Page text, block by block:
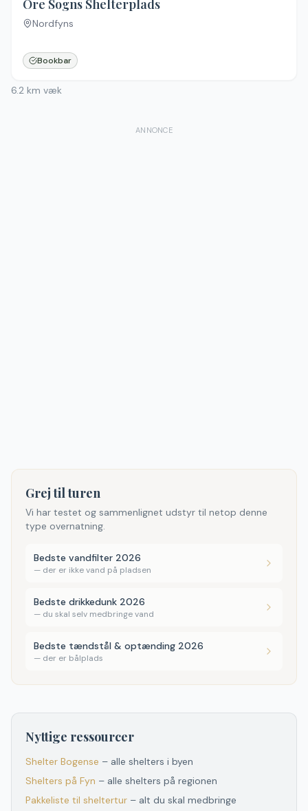
Ore Sogns Shelterplads
Nordfyns
Bookbar
6.2 km væk
ANNONCE
Grej til turen
Vi har testet og sammenlignet udstyr til netop denne
type overnatning.
Bedste vandfilter 2026
— der er ikke vand på pladsen
Bedste drikkedunk 2026
— du skal selv medbringe vand
Bedste tændstål & optænding 2026
— der er bålplads
Nyttige ressourcer
Shelter Bogense – alle shelters i byen
Shelters på Fyn – alle shelters på regionen
Pakkeliste til sheltertur – alt du skal medbringe